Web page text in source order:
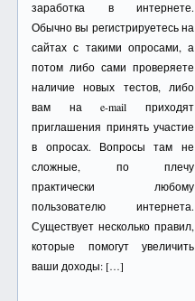
заработка в интернете.
Обычно вы регистрируетесь на
сайтах с такими опросами, а
потом либо сами проверяете
наличие новых тестов, либо
вам на e-mail приходят
приглашения принять участие
в опросах. Вопросы там не
сложные, по плечу
практически любому
пользователю интернета.
Существует несколько правил,
которые помогут увеличить
ваши доходы: […]